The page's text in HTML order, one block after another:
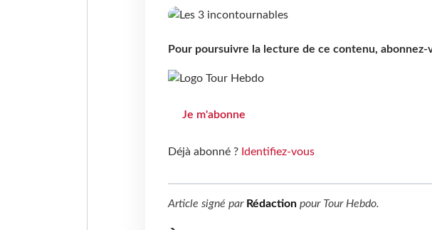
Pour poursuivre la lecture de ce contenu, abonnez-
Je m'abonne
Déjà abonné ? Identifiez-vous
Article signé par Rédactionpour Tour Hebdo.